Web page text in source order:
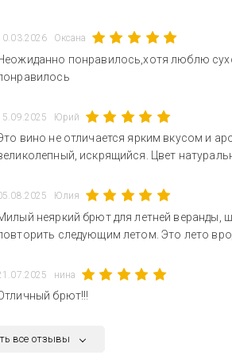
Оксана
понравилось,хотя люблю
Юрий
вино не отличается ярким вкусом и
искрящийся. Цвет
Юлия
неяркий брют для летней веранды,
следующим летом. Это лето
нина
брют!!!
все отзывы